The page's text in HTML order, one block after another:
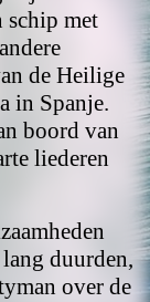
schip met
de Heilige
in Spanje.
boord van
liederen
duurden,
over de